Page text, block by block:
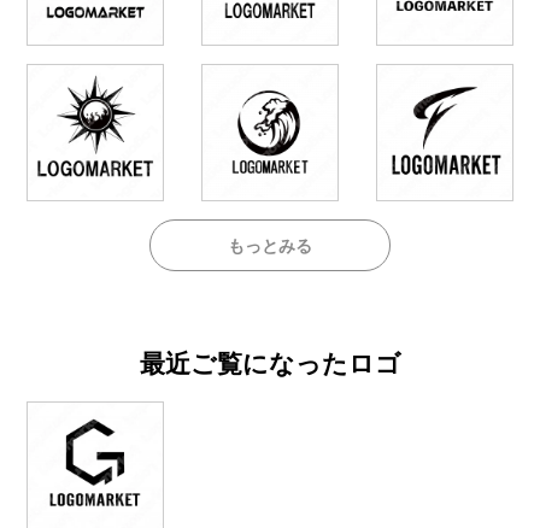
もっとみる
最近ご覧になったロゴ